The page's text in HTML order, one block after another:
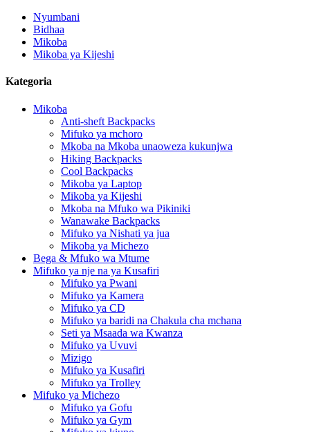
Nyumbani
Bidhaa
Mikoba
Mikoba ya Kijeshi
Kategoria
Mikoba
Anti-sheft Backpacks
Mifuko ya mchoro
Mkoba na Mkoba unaoweza kukunjwa
Hiking Backpacks
Cool Backpacks
Mikoba ya Laptop
Mikoba ya Kijeshi
Mkoba na Mfuko wa Pikiniki
Wanawake Backpacks
Mifuko ya Nishati ya jua
Mikoba ya Michezo
Bega & Mfuko wa Mtume
Mifuko ya nje na ya Kusafiri
Mifuko ya Pwani
Mifuko ya Kamera
Mifuko ya CD
Mifuko ya baridi na Chakula cha mchana
Seti ya Msaada wa Kwanza
Mifuko ya Uvuvi
Mizigo
Mifuko ya Kusafiri
Mifuko ya Trolley
Mifuko ya Michezo
Mifuko ya Gofu
Mifuko ya Gym